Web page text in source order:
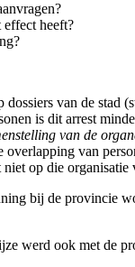
heeft?
van de stad
is dit arrest
van de
van
op die organisatie
bij de
werd ook met de